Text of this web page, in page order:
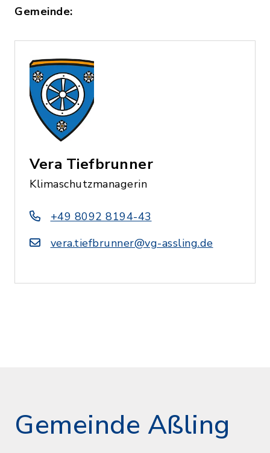
Gemeinde:
Vera Tiefbrunner
Klimaschutzmanagerin
+49 8092 8194-43
vera.tiefbrunner@vg-assling.de
Gemeinde Aßling